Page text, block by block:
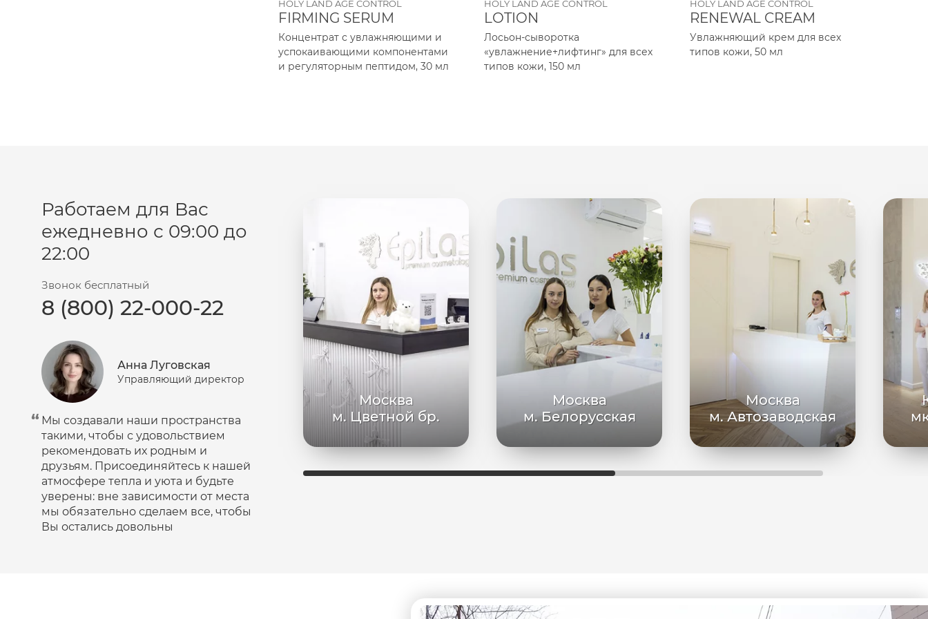
HOLY LAND AGE CONTROL
FIRMING SERUM
Концентрат с увлажняющими и
успокаивающими компонентами
и регуляторным пептидом, 30 мл
HOLY LAND AGE CONTROL
LOTION
Лосьон-сыворотка
«увлажнение+лифтинг» для всех
типов кожи, 150 мл
HOLY LAND AGE CONTROL
RENEWAL CREAM
Увлажняющий крем для всех
типов кожи, 50 мл
Работаем для Вас
ежедневно с 09:00 до
22:00
Звонок бесплатный
8 (800) 22-000-22
Анна Луговская
Управляющий директор
Мы создавали наши пространства
такими, чтобы с удовольствием
рекомендовать их родным и
друзьям. Присоединяйтесь к нашей
атмосфере тепла и уюта и будьте
уверены: вне зависимости от места
мы обязательно сделаем все, чтобы
Вы остались довольны